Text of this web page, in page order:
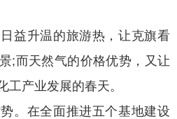
升温的旅游热，让克旗看
;而天然气的价格优势，又让
工产业发展的春天。
在全面推进五个基地建设